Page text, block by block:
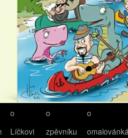
o
Líčkovi
o
zpěvníku
o